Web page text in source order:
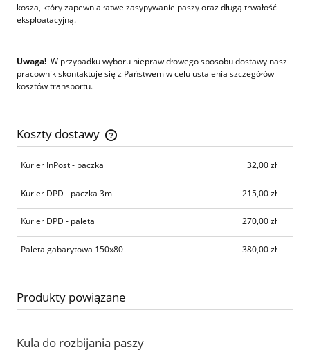
kosza, który zapewnia łatwe zasypywanie paszy oraz długą trwałość
eksploatacyjną.
Uwaga! W przypadku wyboru nieprawidłowego sposobu dostawy nasz
pracownik skontaktuje się z Państwem w celu ustalenia szczegółów
kosztów transportu.
Koszty dostawy
Cena nie zawiera ewentualnych kosztów płatności
Kurier InPost - paczka 32,00 zł
Kurier DPD - paczka 3m 215,00 zł
Kurier DPD - paleta 270,00 zł
Paleta gabarytowa 150x80 380,00 zł
Produkty powiązane
Kula do rozbijania paszy